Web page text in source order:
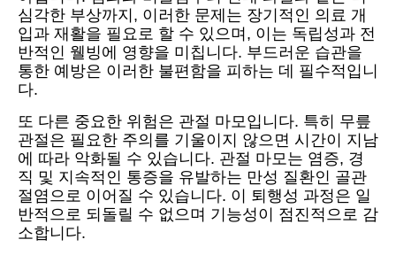
심각한 부상까지, 이러한 문제는 장기적인 의료 개
입과 재활을 필요로 할 수 있으며, 이는 독립성과 전
반적인 웰빙에 영향을 미칩니다. 부드러운 습관을
통한 예방은 이러한 불편함을 피하는 데 필수적입니
다.
또 다른 중요한 위험은 관절 마모입니다. 특히 무릎
관절은 필요한 주의를 기울이지 않으면 시간이 지남
에 따라 악화될 수 있습니다. 관절 마모는 염증, 경
직 및 지속적인 통증을 유발하는 만성 질환인 골관
절염으로 이어질 수 있습니다. 이 퇴행성 과정은 일
반적으로 되돌릴 수 없으며 기능성이 점진적으로 감
소합니다.